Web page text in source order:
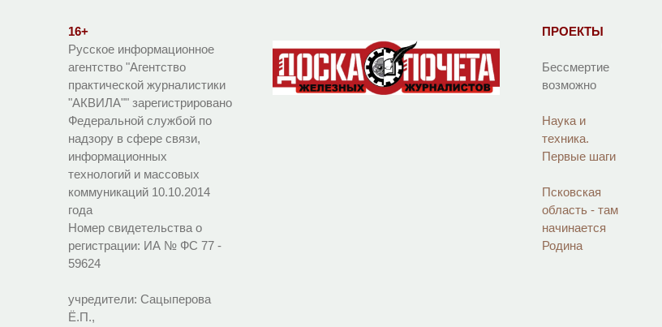
16+
Русское информационное
агентство "Агентство
практической журналистики
"АКВИЛА"" зарегистрировано
Федеральной службой по
надзору в сфере связи,
информационных
технологий и массовых
коммуникаций 10.10.2014
года
Номер свидетельства о
регистрации: ИА № ФС 77 -
59624
учредители: Сацыперова
Ё.П.,
ПРОЕКТЫ
Бессмертие
возможно
Наука и
техника.
Первые шаги
Псковская
область - там
начинается
Родина